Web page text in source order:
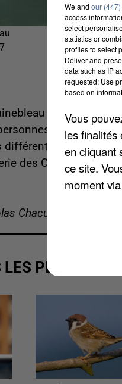
accueillera
d’origine
et résident
des Cerfs, en
Chacun
PLUS VUS
We and our
access
select
statistics or
profiles to select
Deliver and
data such as IP
requested; Use
based on
Vous
les finalités
en cliquant
ce site.
moment